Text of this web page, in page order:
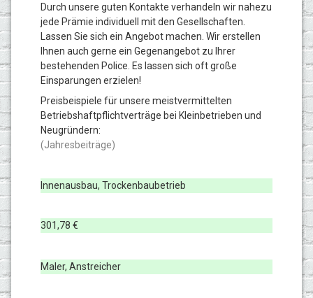
Durch unsere guten Kontakte verhandeln wir nahezu
jede Prämie individuell mit den Gesellschaften.
Lassen Sie sich ein Angebot machen. Wir erstellen
Ihnen auch gerne ein Gegenangebot zu Ihrer
bestehenden Police. Es lassen sich oft große
Einsparungen erzielen!
Preisbeispiele für unsere meistvermittelten
Betriebshaftpflichtverträge bei Kleinbetrieben und
Neugründern:
(Jahresbeiträge)
Innenausbau, Trockenbaubetrieb
301,78 €
Maler, Anstreicher